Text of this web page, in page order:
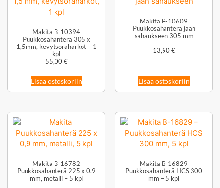
Makita B-10394
Puukkosahanterä 305 x
1,5mm, kevytsoraharkot – 1
kpl
55,00€
Lisää ostoskoriin
Makita B-10609
Puukkosahanterä jään
sahaukseen 305 mm
13,90€
Lisää ostoskoriin
Makita B-16782
Puukkosahanterä 225 x 0,9
mm, metalli – 5 kpl
Makita B-16829
Puukkosahanterä HCS 300
mm – 5 kpl